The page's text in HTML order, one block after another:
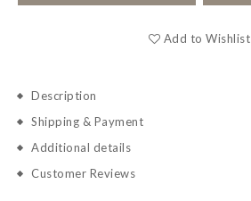
Add to Wishlist
Description
Shipping & Payment
Additional details
Customer Reviews